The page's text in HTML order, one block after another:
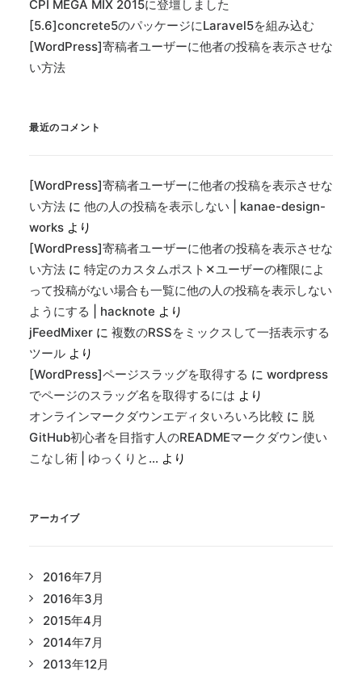
CPI MEGA MIX 2015に登壇しました
[5.6]concrete5のパッケージにLaravel5を組み込む
[WordPress]寄稿者ユーザーに他者の投稿を表示させな
い方法
最近のコメント
[WordPress]寄稿者ユーザーに他者の投稿を表示させな
い方法 に 他の人の投稿を表示しない | kanae-design-
works より
[WordPress]寄稿者ユーザーに他者の投稿を表示させな
い方法 に 特定のカスタムポスト✕ユーザーの権限によ
って投稿がない場合も一覧に他の人の投稿を表示しない
ようにする | hacknote より
jFeedMixer に 複数のRSSをミックスして一括表示する
ツール より
[WordPress]ページスラッグを取得する に wordpress
でページのスラッグ名を取得するには より
オンラインマークダウンエディタいろいろ比較 に 脱
GitHub初心者を目指す人のREADMEマークダウン使い
こなし術 | ゆっくりと… より
アーカイブ
2016年7月
2016年3月
2015年4月
2014年7月
2013年12月